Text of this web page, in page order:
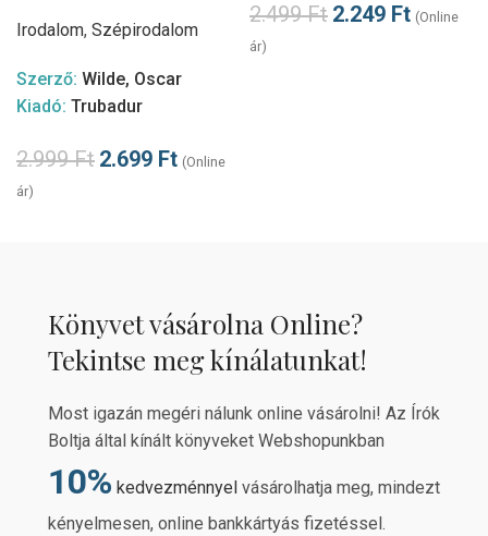
Irodalom, Szépirodalom
Szerző: Wilde, Oscar
Kiadó: Trubadur
2.999Ft 2.699 Ft (Online
ár)
2.499Ft 2.249 Ft (Online
ár)
Könyvet vásárolna Online?
Tekintse meg kínálatunkat!
Most igazán megéri nálunk online vásárolni! Az Írók
Boltja által kínált könyveket Webshopunkban
10% kedvezménnyel vásárolhatja meg, mindezt
kényelmesen, online bankkártyás fizetéssel.